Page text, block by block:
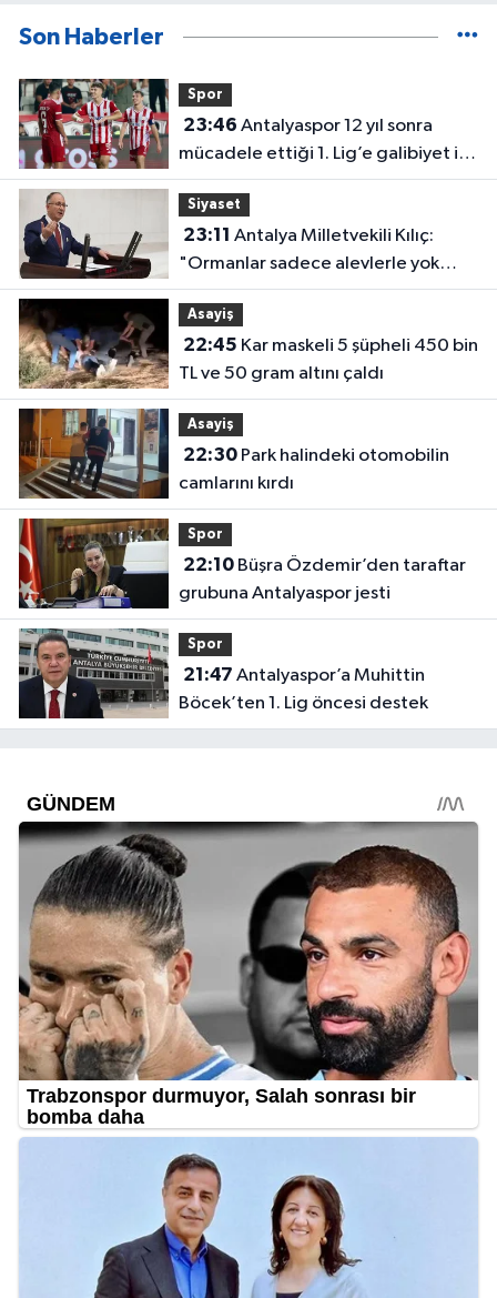
Son Haberler
Spor
23:46
mücadele ettiği 1. Lig’e galibiyet ile
başladı
Siyaset
23:11
"Ormanlar sadece alevlerle yok
olmuyor"
Asayiş
22:45
TL ve 50 gram altını çaldı
Asayiş
22:30Park halindeki otomobilin
camlarını kırdı
Spor
22:10Büşra Özdemir’den taraftar
grubuna Antalyaspor jesti
Spor
21:47
Böcek’ten 1. Lig öncesi destek